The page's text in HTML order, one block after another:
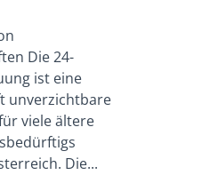
Die 24-
ist eine
unverzichtbare
viele ältere
Die...